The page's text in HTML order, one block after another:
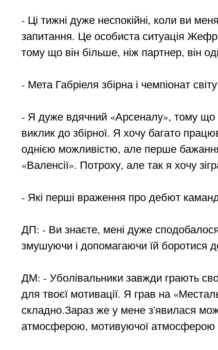
- Ці тижні дуже неспокійні, коли ви
запитання. Це особиста ситуація
тому що він більше, ніж партнер, він
- Мета Габріеля збірна і чемпіонат
- Я дуже вдячний «Арсеналу», тому що
виклик до збірної. Я хочу багато
однією можливістю, але перше
«Валенсії». Потроху, але так я хочу
- Які перші враження про дебют
ДП: - Ви знаєте, мені дуже
змушуючи і допомагаючи їй боротися
ДМ: - Уболівальники завжди грають
для твоєї мотивації. Я грав на
складно.Зараз же у мене з'явилася
атмосферою, мотивуючої атмосферою